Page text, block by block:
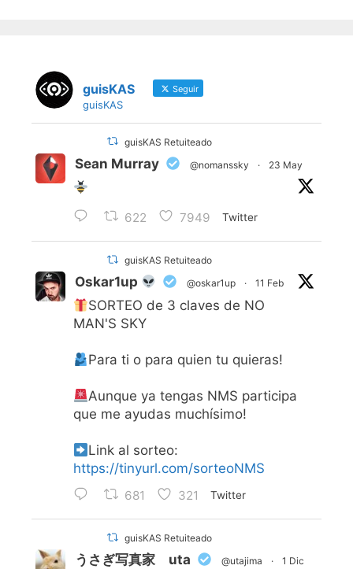
guisKAS Seguir
guisKAS
guisKAS Retuiteado
Sean Murray @nomanssky · 23 May
622 7949 Twitter
guisKAS Retuiteado
Oskar1up @oskar1up · 11 Feb
SORTEO de 3 claves de NO
MAN'S SKY
Para ti o para quien tu quieras!
Aunque ya tengas NMS participa
que me ayudas muchísimo!
Link al sorteo:
https://tinyurl.com/sorteoNMS
681 321 Twitter
guisKAS Retuiteado
うさぎ写真家 uta @utajima · 1 Dic